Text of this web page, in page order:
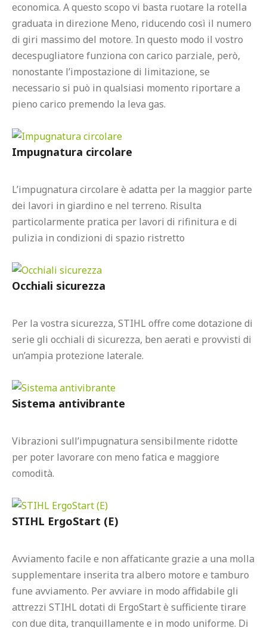
economica. A questo scopo vi basta ruotare la rotella
graduata in direzione Meno, riducendo così il numero
di giri massimo del motore. In questo modo il vostro
decespugliatore funziona con carico parziale, però,
nonostante l’impostazione di limitazione, se
necessario si può in qualsiasi momento riportare a
pieno carico premendo la leva gas.
Impugnatura circolare
L’impugnatura circolare è adatta per la maggior parte
dei lavori in giardino e nel terreno. Risulta
particolarmente pratica per lavori di rifinitura e di
pulizia in condizioni di spazio ristretto
Occhiali sicurezza
Per la vostra sicurezza, STIHL offre come dotazione di
serie gli occhiali di sicurezza, ben aerati e provvisti di
un’ampia protezione laterale.
Sistema antivibrante
Vibrazioni sull’impugnatura sensibilmente ridotte
per poter lavorare con meno fatica e maggiore
comodità.
STIHL ErgoStart (E)
Avviamento facile e non affaticante grazie a una molla
supplementare inserita tra albero motore e tamburo
fune avviamento. Per avviare in modo affidabile gli
attrezzi STIHL dotati di ErgoStart è sufficiente tirare
con due dita, tranquillamente e in modo uniforme. Di